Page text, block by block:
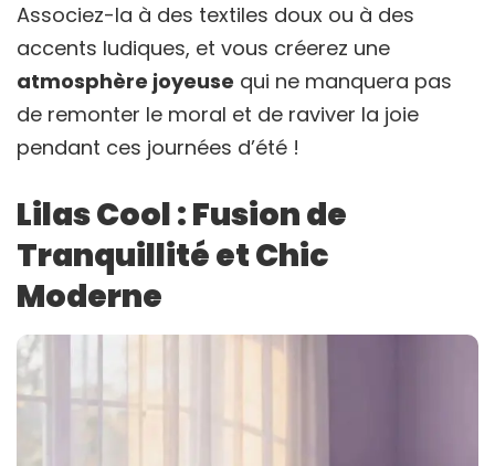
Associez-la à des textiles doux ou à des
accents ludiques, et vous créerez une
atmosphère joyeuse qui ne manquera pas
de remonter le moral et de raviver la joie
pendant ces journées d’été !
Lilas Cool : Fusion de
Tranquillité et Chic
Moderne